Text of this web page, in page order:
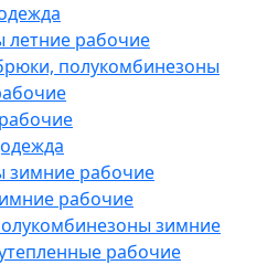
летние рабочие
полукомбинезоны
зимние рабочие
рабочие
зимние
рабочие